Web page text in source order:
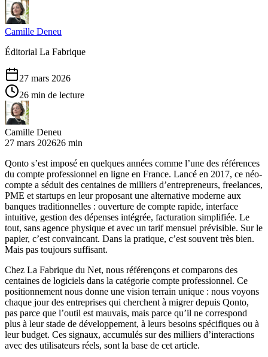
Camille Deneu
Éditorial La Fabrique
27 mars 2026
26 min de lecture
Camille Deneu
27 mars 202626 min
Qonto s’est imposé en quelques années comme l’une des références
du compte professionnel en ligne en France. Lancé en 2017, ce néo-
compte a séduit des centaines de milliers d’entrepreneurs, freelances,
PME et startups en leur proposant une alternative moderne aux
banques traditionnelles : ouverture de compte rapide, interface
intuitive, gestion des dépenses intégrée, facturation simplifiée. Le
tout, sans agence physique et avec un tarif mensuel prévisible. Sur le
papier, c’est convaincant. Dans la pratique, c’est souvent très bien.
Mais pas toujours suffisant.
Chez La Fabrique du Net, nous référençons et comparons des
centaines de logiciels dans la catégorie compte professionnel. Ce
positionnement nous donne une vision terrain unique : nous voyons
chaque jour des entreprises qui cherchent à migrer depuis Qonto,
pas parce que l’outil est mauvais, mais parce qu’il ne correspond
plus à leur stade de développement, à leurs besoins spécifiques ou à
leur budget. Ces signaux, accumulés sur des milliers d’interactions
avec des utilisateurs réels, sont la base de cet article.